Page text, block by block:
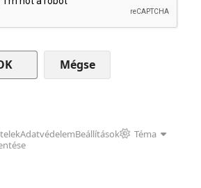
Mégse
AdatvédelemBeállítások
Téma